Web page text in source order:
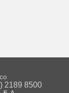
2189 8500